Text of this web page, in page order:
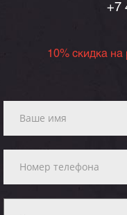
+7
10% скидка на